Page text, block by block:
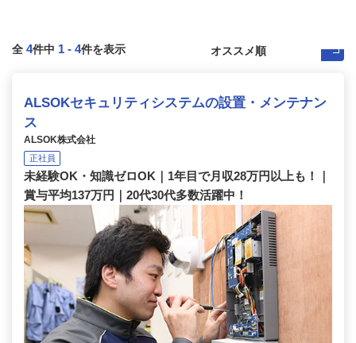
全 4件中 1 - 4件を表示
ALSOKセキュリティシステムの設置・メンテナン
ス
ALSOK株式会社
正社員
未経験OK・知識ゼロOK｜1年目で月収28万円以上も！｜
賞与平均137万円｜20代30代多数活躍中！